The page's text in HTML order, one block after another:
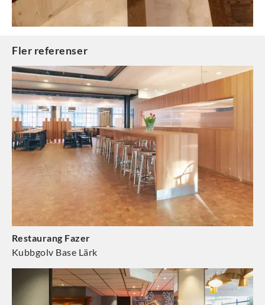
Fler referenser
Restaurang Fazer
Kubbgolv Base Lärk